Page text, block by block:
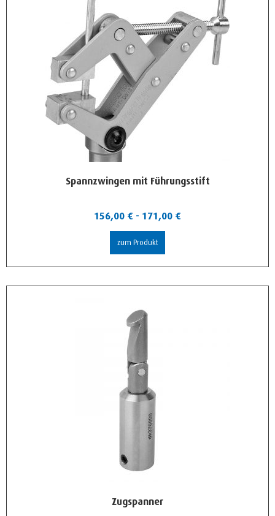
Spannzwingen mit Führungsstift
156,00 € - 171,00 €
zum Produkt
Zugspanner